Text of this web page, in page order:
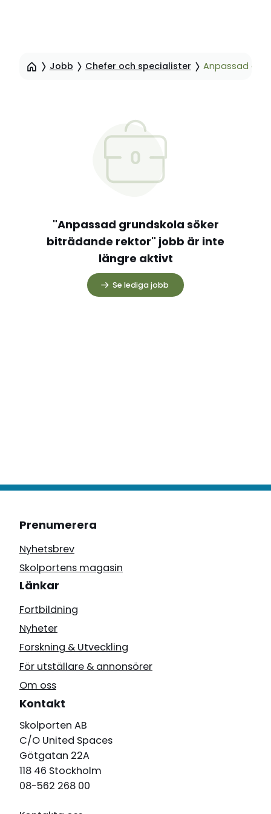
sidinnehåll
Jobb Chefer och specialister Anpassad
"Anpassad grundskola söker
biträdande rektor" jobb är inte
längre aktivt
Se lediga jobb
Prenumerera
Nyhetsbrev
Skolportens magasin
Länkar
Fortbildning
Nyheter
Forskning & Utveckling
För utställare & annonsörer
Om oss
Kontakt
Skolporten AB
C/O United Spaces
Götgatan 22A
118 46 Stockholm
08-562 268 00